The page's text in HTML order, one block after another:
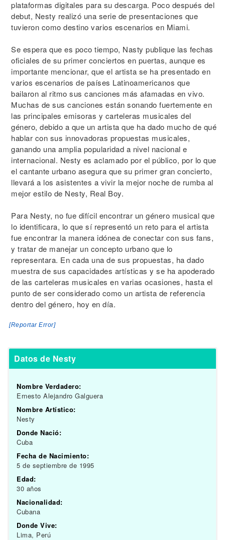
plataformas digitales para su descarga. Poco después del
debut, Nesty realizó una serie de presentaciones que
tuvieron como destino varios escenarios en Miami.
Se espera que es poco tiempo, Nasty publique las fechas
oficiales de su primer conciertos en puertas, aunque es
importante mencionar, que el artista se ha presentado en
varios escenarios de países Latinoamericanos que
bailaron al ritmo sus canciones más afamadas en vivo.
Muchas de sus canciones están sonando fuertemente en
las principales emisoras y carteleras musicales del
género, debido a que un artista que ha dado mucho de qué
hablar con sus innovadoras propuestas musicales,
ganando una amplia popularidad a nivel nacional e
internacional. Nesty es aclamado por el público, por lo que
el cantante urbano asegura que su primer gran concierto,
llevará a los asistentes a vivir la mejor noche de rumba al
mejor estilo de Nesty, Real Boy.
Para Nesty, no fue difícil encontrar un género musical que
lo identificara, lo que sí representó un reto para el artista
fue encontrar la manera idónea de conectar con sus fans,
y tratar de manejar un concepto urbano que lo
representara. En cada una de sus propuestas, ha dado
muestra de sus capacidades artísticas y se ha apoderado
de las carteleras musicales en varias ocasiones, hasta el
punto de ser considerado como un artista de referencia
dentro del género, hoy en día.
[Reportar Error]
Datos de Nesty
Nombre Verdadero:
Ernesto Alejandro Galguera
Nombre Artístico:
Nesty
Donde Nació:
Cuba
Fecha de Nacimiento:
5 de septiembre de 1995
Edad:
30 años
Nacionalidad:
Cubana
Donde Vive:
Lima, Perú